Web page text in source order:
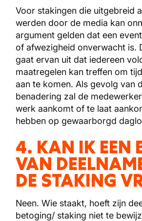
Voor stakingen die uitgebreid
werden door de media kan
argument gelden dat een
of afwezigheid onverwacht is.
gaat ervan uit dat iedereen
maatregelen kan treffen om
aan te komen. Als gevolg van
benadering zal de
werk aankomt of te laat
hebben op gewaarborgd
4. KAN IK EEN
VAN
DE STAKING
Neen. Wie staakt, hoeft zijn
betoging/ staking niet te